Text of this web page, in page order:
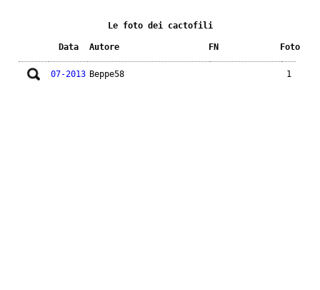
Le foto dei cactofili
Data Autore FN Foto
07-2013 Beppe58 1